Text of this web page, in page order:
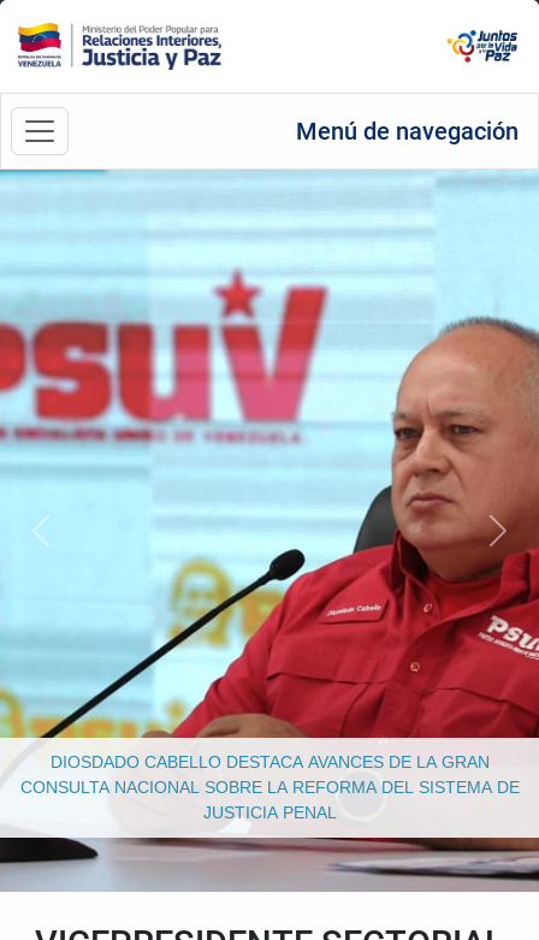
Menú de navegación
DIOSDADO CABELLO DESTACA AVANCES DE LA GRAN
CONSULTA NACIONAL SOBRE LA REFORMA DEL SISTEMA DE
JUSTICIA PENAL
Anterior